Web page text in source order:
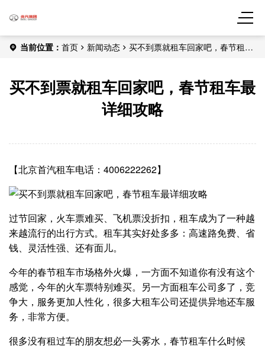
当前位置： 首页 新闻动态
买不到票就租车回家吧，春节租车
买不到票就租车回家吧，春节租车最
详细攻略
【北京首汽租车电话：4006222262】
过节回家，火车票难买、飞机票没折扣，租车成为了一种越
来越流行的出行方式。租车其实好处多多：高速路免费、省
钱、灵活性强、还有面儿。
今年的春节租车市场格外火爆，一方面不知道你有没有这个
感觉，今年的火车票特别难买。另一方面租车公司多了，竞
争大，服务更加人性化，很多大租车公司还提供异地还车服
务，非常方便。
很多没有租过车的朋友想必一头雾水，春节租车什么时候